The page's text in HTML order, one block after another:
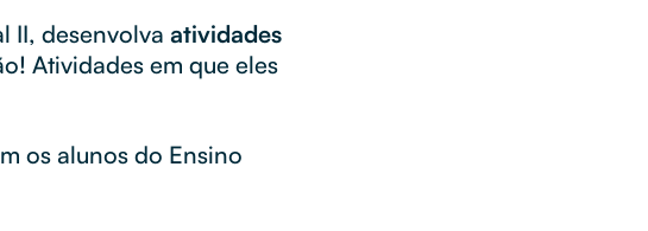
II, desenvolvaatividades
Atividades em que eles
os alunos do Ensino